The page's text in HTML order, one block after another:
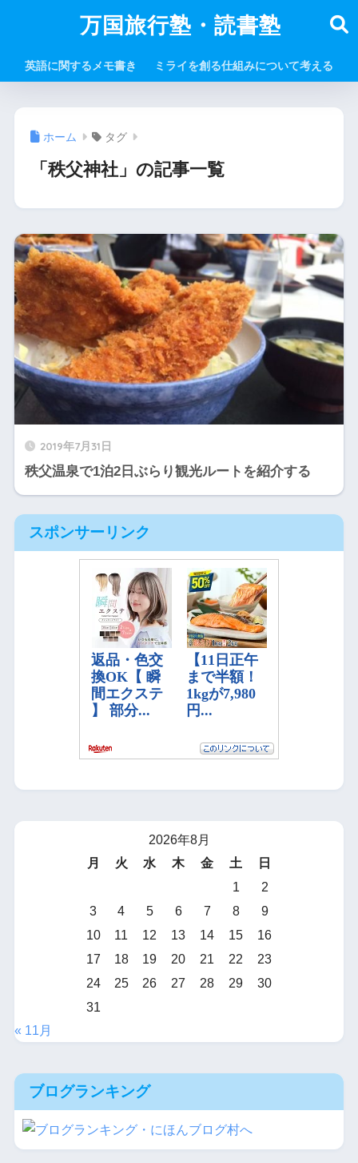
万国旅行塾・読書塾
英語に関するメモ書き ミライを創る仕組みについて考える
ホーム タグ
「秩父神社」の記事一覧
2019年7月31日
秩父温泉で1泊2日ぶらり観光ルートを紹介する
スポンサーリンク
2026年8月
月
火 水 木 金 土
日
1
2
3
4 5 6 7 8
9
10
11 12 13 14 15
16
17
18 19 20 21 22
23
24
25 26 27 28 29
30
31
« 11月
ブログランキング